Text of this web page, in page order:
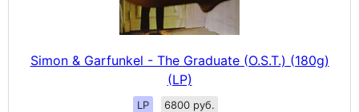
Simon & Garfunkel - The Graduate (O.S.T.) (180g)
(LP)
LP 6800 руб.